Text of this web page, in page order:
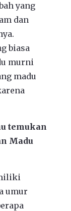
yang
dan
biasa
murni
madu
temukan
Madu
umur